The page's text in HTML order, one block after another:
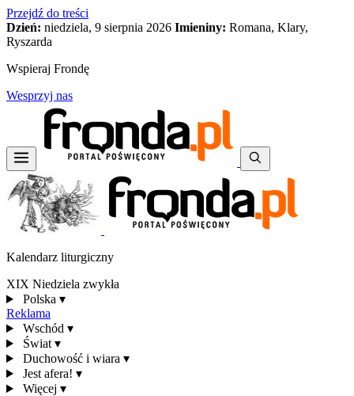
Przejdź do treści
Dzień: niedziela, 9 sierpnia 2026 Imieniny: Romana, Klary,
Ryszarda
Wspieraj Frondę
Wesprzyj nas
Kalendarz liturgiczny
XIX Niedziela zwykła
Polska ▾
Reklama
Wschód ▾
Świat ▾
Duchowość i wiara ▾
Jest afera! ▾
Więcej ▾